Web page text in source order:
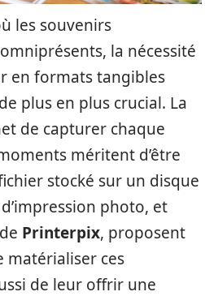
les souvenirs
la nécessité
en formats tangibles
plus en plus crucial. La
de capturer chaque
méritent d’être
stocké sur un disque
photo, et
Printerpix, proposent
matérialiser ces
de leur offrir une